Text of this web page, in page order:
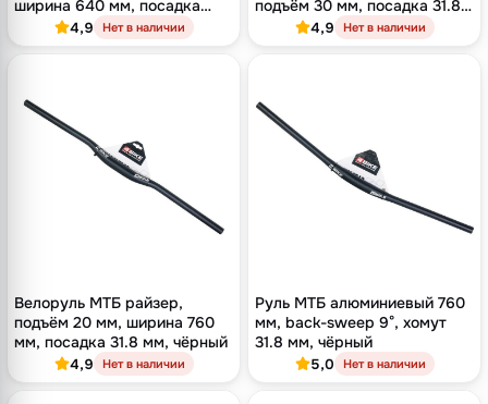
ширина 640 мм, посадка
25.4 мм, чёрный
4,9 Нет в наличии
подъём 30 мм, посадка 31.8
мм, чёрный
4,9 Нет в наличии
Велоруль МТБ райзер,
подъём 20 мм, ширина 760
мм, посадка 31.8 мм, чёрный
4,9 Нет в наличии
Руль МТБ алюминиевый 760
мм, back-sweep 9°, хомут
31.8 мм, чёрный
5,0 Нет в наличии